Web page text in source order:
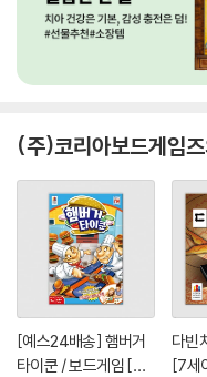
(주)코리아보드게임즈
[예스24배송] 햄버거
타이쿤 / 보드게임 [만
다빈
[7세